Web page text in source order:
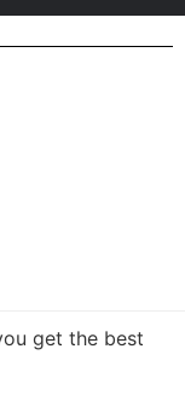
get the best